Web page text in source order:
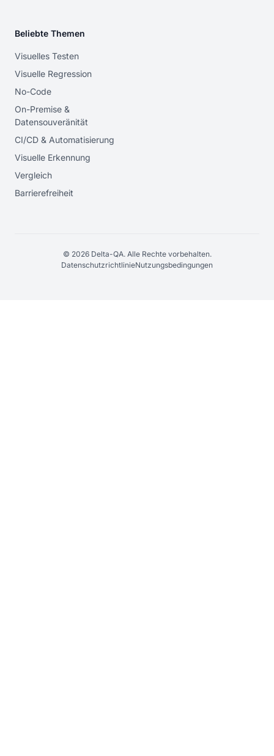
Beliebte Themen
Visuelles Testen
Visuelle Regression
No-Code
On-Premise &
Datensouveränität
CI/CD & Automatisierung
Visuelle Erkennung
Vergleich
Barrierefreiheit
© 2026 Delta-QA. Alle Rechte vorbehalten.
DatenschutzrichtlinieNutzungsbedingungen